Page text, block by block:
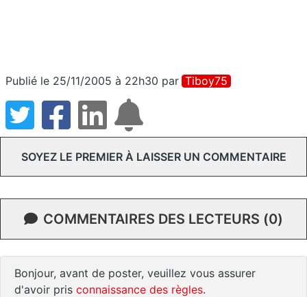
Publié le 25/11/2005 à 22h30 par Tiboy75
SOYEZ LE PREMIER À LAISSER UN COMMENTAIRE
COMMENTAIRES DES LECTEURS (0)
Bonjour, avant de poster, veuillez vous assurer
d'avoir pris connaissance des règles.